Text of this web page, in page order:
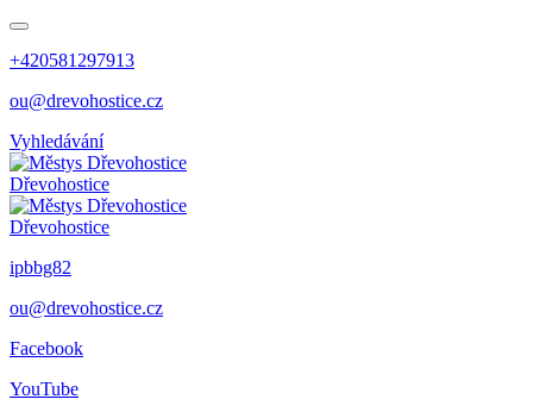
+420581297913
ou@drevohostice.cz
Vyhledávání
Dřevohostice
Dřevohostice
ipbbg82
ou@drevohostice.cz
Facebook
YouTube